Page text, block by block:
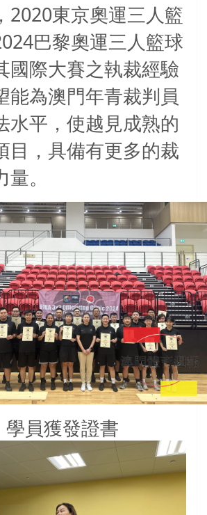
2020東京奧運三人籃
巴黎奧運三人籃球
國際大賽之執裁經驗
能為澳門年青裁判員
水平，使越見成熟的
目，具備有更多的裁
。
學員獲發證書